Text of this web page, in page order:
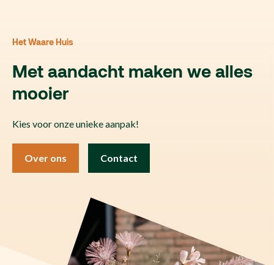
Het Waare Huis
Met aandacht maken we alles
mooier
Kies voor onze unieke aanpak!
Over ons Contact